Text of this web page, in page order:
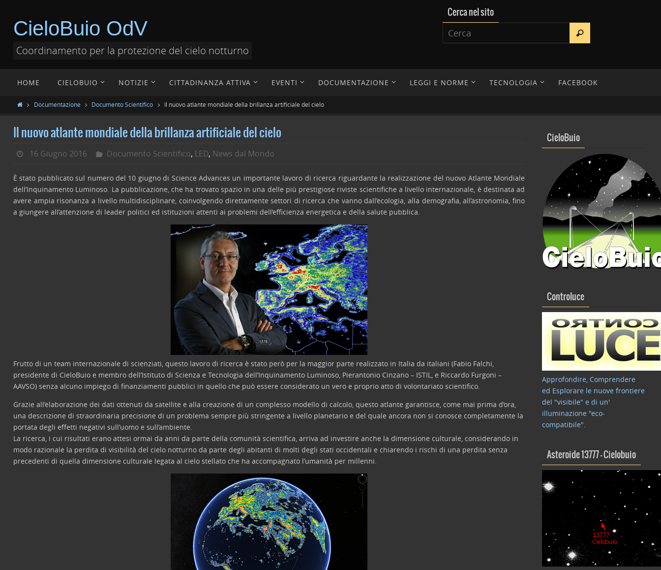
CieloBuio OdV
Coordinamento per la protezione del cielo notturno
Cerca nel sito
HOME CIELOBUIO NOTIZIE CITTADINANZA ATTIVA EVENTI DOCUMENTAZIONE LEGGI E NORME TECNOLOGIA FACEBOOK
Documentazione Documento Scientifico Il nuovo atlante mondiale della brillanza artificiale del cielo
Il nuovo atlante mondiale della brillanza artificiale del cielo
16 Giugno 2016 Documento Scientifico, LED, News dal Mondo
È stato pubblicato sul numero del 10 giugno di Science Advances un importante lavoro di ricerca riguardante la realizzazione del nuovo Atlante Mondiale
dell’Inquinamento Luminoso. La pubblicazione, che ha trovato spazio in una delle più prestigiose riviste scientifiche a livello internazionale, è destinata ad
avere ampia risonanza a livello multidisciplinare, coinvolgendo direttamente settori di ricerca che vanno dall’ecologia, alla demografia, all’astronomia, fino
a giungere all’attenzione di leader politici ed istituzioni attenti ai problemi dell’efficienza energetica e della salute pubblica.
Frutto di un team internazionale di scienziati, questo lavoro di ricerca è stato però per la maggior parte realizzato in Italia da italiani (Fabio Falchi,
presidente di CieloBuio e membro dell’Istituto di Scienza e Tecnologia dell’Inquinamento Luminoso, Pierantonio Cinzano – ISTIL, e Riccardo Furgoni –
AAVSO) senza alcuno impiego di finanziamenti pubblici in quello che può essere considerato un vero e proprio atto di volontariato scientifico.
Grazie all’elaborazione dei dati ottenuti da satellite e alla creazione di un complesso modello di calcolo, questo atlante garantisce, come mai prima d’ora,
una descrizione di straordinaria precisione di un problema sempre più stringente a livello planetario e del quale ancora non si conosce completamente la
portata degli effetti negativi sull’uomo e sull’ambiente.
La ricerca, i cui risultati erano attesi ormai da anni da parte della comunità scientifica, arriva ad investire anche la dimensione culturale, considerando in
modo razionale la perdita di visibilità del cielo notturno da parte degli abitanti di molti degli stati occidentali e chiarendo i rischi di una perdita senza
precedenti di quella dimensione culturale legata al cielo stellato che ha accompagnato l’umanità per millenni.
CieloBuio
Controluce
Approfondire, Comprendere
ed Esplorare le nuove frontiere
del "visibile" e di un'
illuminazione "eco-
compatibile".
Asteroide 13777 – Cielobuio